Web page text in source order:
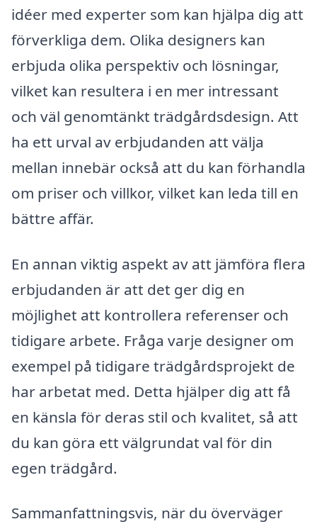
idéer med experter som kan hjälpa dig att
förverkliga dem. Olika designers kan
erbjuda olika perspektiv och lösningar,
vilket kan resultera i en mer intressant
och väl genomtänkt trädgårdsdesign. Att
ha ett urval av erbjudanden att välja
mellan innebär också att du kan förhandla
om priser och villkor, vilket kan leda till en
bättre affär.
En annan viktig aspekt av att jämföra flera
erbjudanden är att det ger dig en
möjlighet att kontrollera referenser och
tidigare arbete. Fråga varje designer om
exempel på tidigare trädgårdsprojekt de
har arbetat med. Detta hjälper dig att få
en känsla för deras stil och kvalitet, så att
du kan göra ett välgrundat val för din
egen trädgård.
Sammanfattningsvis, när du överväger